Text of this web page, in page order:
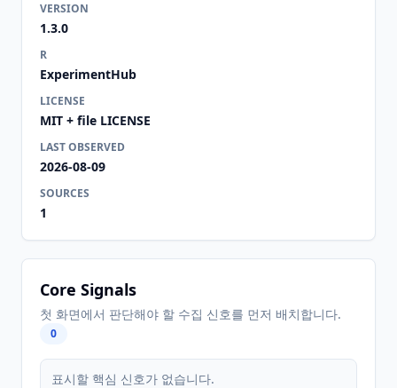
VERSION
1.3.0
R
ExperimentHub
LICENSE
MIT + file LICENSE
LAST OBSERVED
2026-08-09
SOURCES
1
Core Signals
첫 화면에서 판단해야 할 수집 신호를 먼저 배치합니다.
0
표시할 핵심 신호가 없습니다.